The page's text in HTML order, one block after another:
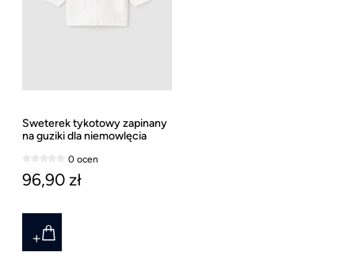
Sweterek tykotowy zapinany
na guziki dla niemowlęcia
0 ocen
96,90 zł